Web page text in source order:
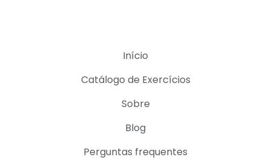
Início
Catálogo de Exercícios
Sobre
Blog
Perguntas frequentes